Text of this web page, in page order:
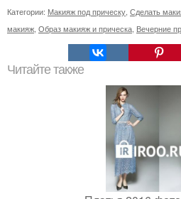
Категории: Макияж под прическу, Сделать
макияж, Образ макияж и прическа, Вечерние
Читайте также